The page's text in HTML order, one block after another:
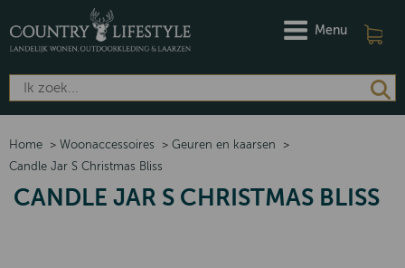
Menu
Home > Woonaccessoires > Geuren en kaarsen
>
Candle Jar S Christmas Bliss
CANDLE JAR S CHRISTMAS BLISS